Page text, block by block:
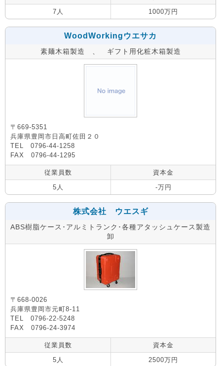
7人
1000万円
WoodWorkingウエサカ
素麺木箱製造 、 ギフト用化粧木箱製造
〒669-5351
兵庫県豊岡市日高町佐田２０
TEL 0796-44-1258
FAX 0796-44-1295
従業員数
資本金
5人
-万円
株式会社 ウエスギ
ABS樹脂ケース･アルミトランク･各種アタッシュケース製造
卸
〒668-0026
兵庫県豊岡市元町8-11
TEL 0796-22-5248
FAX 0796-24-3974
従業員数
資本金
5人
2500万円